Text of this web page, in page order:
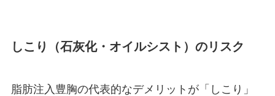
しこり（石灰化・オイルシスト）のリスク
脂肪注入豊胸の代表的なデメリットが「しこり」